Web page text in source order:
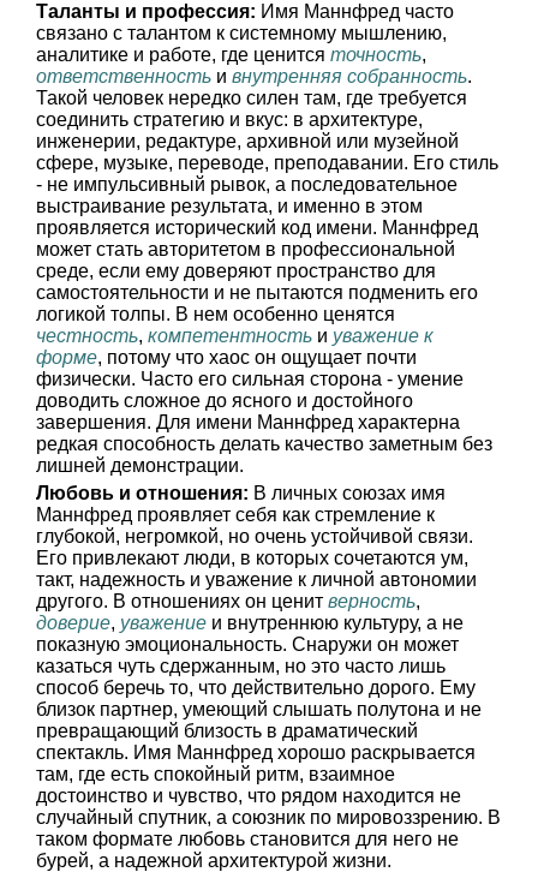
Таланты и профессия: Имя Маннфред часто
связано с талантом к системному мышлению,
аналитике и работе, где ценится точность,
ответственность и внутренняя собранность.
Такой человек нередко силен там, где требуется
соединить стратегию и вкус: в архитектуре,
инженерии, редактуре, архивной или музейной
сфере, музыке, переводе, преподавании. Его стиль
- не импульсивный рывок, а последовательное
выстраивание результата, и именно в этом
проявляется исторический код имени. Маннфред
может стать авторитетом в профессиональной
среде, если ему доверяют пространство для
самостоятельности и не пытаются подменить его
логикой толпы. В нем особенно ценятся
честность, компетентность и уважение к
форме, потому что хаос он ощущает почти
физически. Часто его сильная сторона - умение
доводить сложное до ясного и достойного
завершения. Для имени Маннфред характерна
редкая способность делать качество заметным без
лишней демонстрации.
Любовь и отношения: В личных союзах имя
Маннфред проявляет себя как стремление к
глубокой, негромкой, но очень устойчивой связи.
Его привлекают люди, в которых сочетаются ум,
такт, надежность и уважение к личной автономии
другого. В отношениях он ценит верность,
доверие, уважение и внутреннюю культуру, а не
показную эмоциональность. Снаружи он может
казаться чуть сдержанным, но это часто лишь
способ беречь то, что действительно дорого. Ему
близок партнер, умеющий слышать полутона и не
превращающий близость в драматический
спектакль. Имя Маннфред хорошо раскрывается
там, где есть спокойный ритм, взаимное
достоинство и чувство, что рядом находится не
случайный спутник, а союзник по мировоззрению. В
таком формате любовь становится для него не
бурей, а надежной архитектурой жизни.